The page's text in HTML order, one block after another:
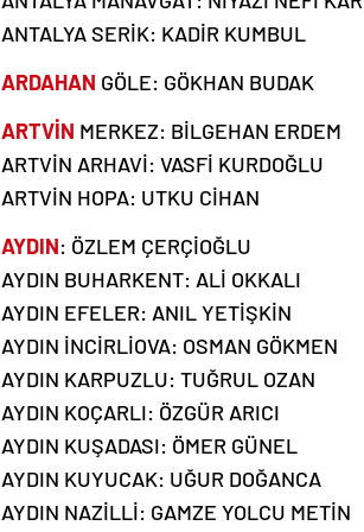
ANTALYA SERİK: KADİR KUMBUL
ARDAHAN GÖLE: GÖKHAN BUDAK
ARTVİN MERKEZ: BİLGEHAN ERDEM
ARTVİN ARHAVİ: VASFİ KURDOĞLU
ARTVİN HOPA: UTKU CİHAN
AYDIN: ÖZLEM ÇERÇİOĞLU
AYDIN BUHARKENT: ALİ OKKALI
AYDIN EFELER: ANIL YETİŞKİN
AYDIN İNCİRLİOVA: OSMAN GÖKMEN
AYDIN KARPUZLU: TUĞRUL OZAN
AYDIN KOÇARLI: ÖZGÜR ARICI
AYDIN KUŞADASI: ÖMER GÜNEL
AYDIN KUYUCAK: UĞUR DOĞANCA
AYDIN NAZİLLİ: GAMZE YOLCU METİN